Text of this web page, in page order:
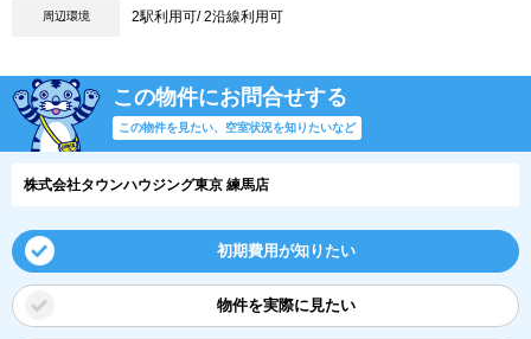
周辺環境 2駅利用可/ 2沿線利用可
この物件にお問合せする
この物件を見たい、空室状況を知りたいなど
株式会社タウンハウジング東京 練馬店
初期費用が知りたい
物件を実際に見たい